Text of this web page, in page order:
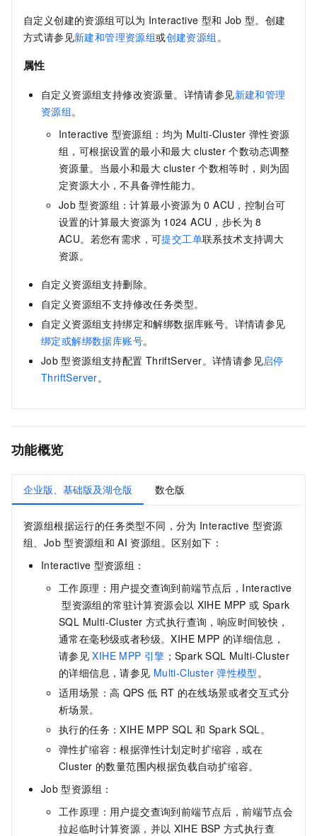
自定义创建的资源组可以为 Interactive 型和 Job 型。创建
方式请参见新建和管理资源组或创建资源组 。
属性
自定义资源组支持修改资源量。详情请参见新建和管理
资源组。
Interactive 型资源组：均为 Multi-Cluster 弹性资源
组，可根据设置的最小和最大 cluster 个数动态调整
资源量。当最小和最大 cluster 个数相等时，则为固
定资源大小，不具备弹性能力。
Job 型资源组：计算最小资源为 0 ACU，控制台可
设置的计算最大资源为 1024 ACU，步长为 8
ACU。若您有需求，可提交工单联系技术支持调大
资源。
自定义资源组支持删除。
自定义资源组不支持修改任务类型。
自定义资源组支持绑定和解绑数据库账号。详情请参见
绑定或解绑数据库账号。
Job 型资源组支持配置 ThriftServer。详情请参见启停
ThriftServer。
功能概览
企业版、基础版及湖仓版 数仓版
资源组根据运行的任务类型不同，分为 Interactive 型资源
组、Job 型资源组和 AI 资源组。区别如下：
Interactive 型资源组：
工作原理：用户提交查询到前端节点后，Interactive
型资源组的常驻计算资源会以 XIHE MPP 或 Spark
SQL Multi-Cluster 方式执行查询，响应时间较快，
通常在毫秒级或者秒级。XIHE MPP 的详细信息，
请参见 XIHE MPP 引擎 ；Spark SQL Multi-Cluster
的详细信息，请参见 Multi-Cluster 弹性模型 。
适用场景：高 QPS 低 RT 的在线场景或者交互式分
析场景。
执行的任务：XIHE MPP SQL 和 Spark SQL。
弹性扩缩容：根据弹性计划定时扩缩容，或在
Cluster 的数量范围内根据负载自动扩缩容。
Job 型资源组：
工作原理：用户提交查询到前端节点后，前端节点会
拉起临时计算资源，并以 XIHE BSP 方式执行查